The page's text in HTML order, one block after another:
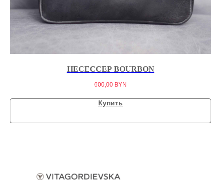
НЕСЕССЕР BOURBON
600,00 BYN
Купить